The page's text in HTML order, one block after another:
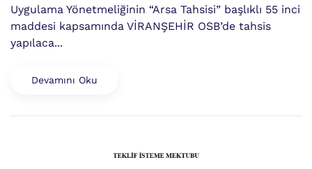
Uygulama Yönetmeliğinin “Arsa Tahsisi” başlıklı 55 inci
maddesi kapsamında VİRANŞEHİR OSB’de tahsis
yapılaca...
Devamını Oku